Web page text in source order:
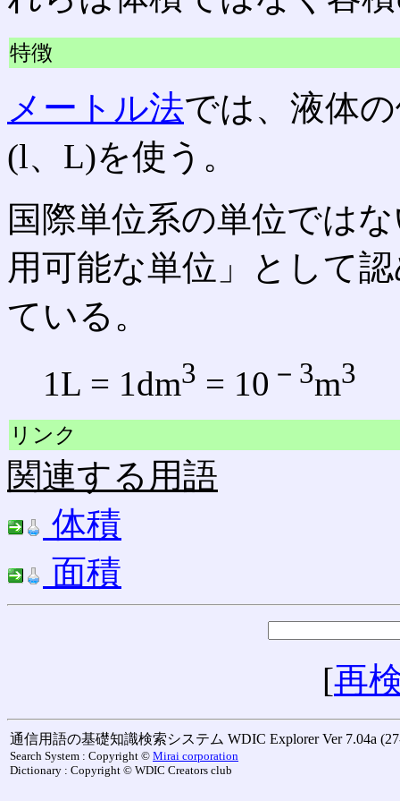
特徴
メートル法では、液体
(l、L)を使う。
国際単位系の単位では
用可能な単位」として
ている。
1L = 1dm3 = 10 －3m3
リンク
関連する用語
体積
面積
[再
通信用語の基礎知識検索システム WDIC Explorer Ver 7.04a
Search System : Copyright © Mirai corporation
Dictionary : Copyright © WDIC Creators club